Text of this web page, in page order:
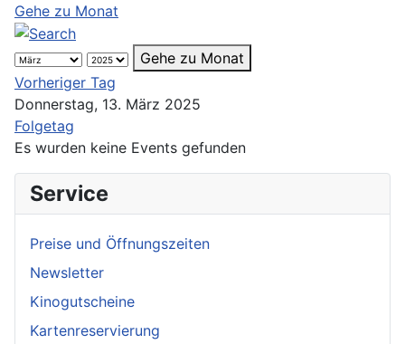
Gehe zu Monat
Gehe zu Monat
Vorheriger Tag
Donnerstag, 13. März 2025
Folgetag
Es wurden keine Events gefunden
Service
Preise und Öffnungszeiten
Newsletter
Kinogutscheine
Kartenreservierung